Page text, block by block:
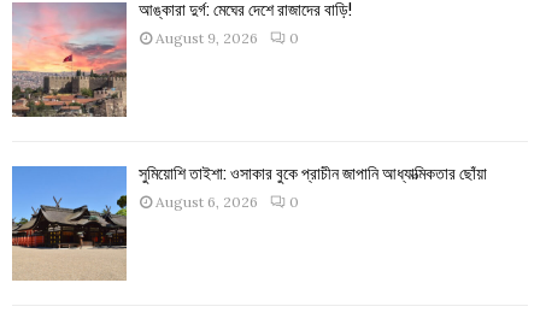
আঙ্কারা দুর্গ: মেঘের দেশে রাজাদের বাড়ি!
August 9, 2026 0
সুমিয়োশি তাইশা: ওসাকার বুকে প্রাচীন জাপানি আধ্যাত্মিকতার ছোঁয়া
August 6, 2026 0